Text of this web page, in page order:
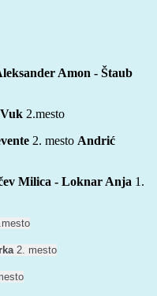
Amon - Štaub
2.mesto
2. mesto Andrić
Milica - Loknar Anja 1.
2. mesto